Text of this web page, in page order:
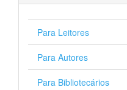
Para Leitores
Para Autores
Para Bibliotecários